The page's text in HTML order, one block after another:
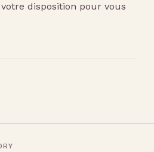
disposition pour vous